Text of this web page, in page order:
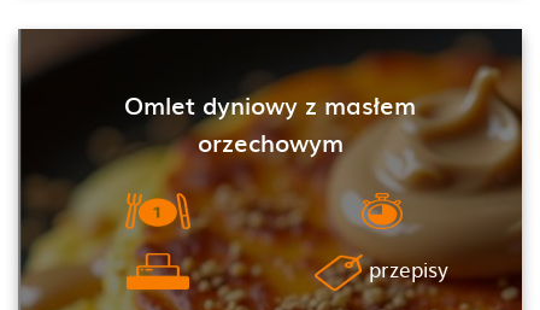
Omlet dyniowy z masłem
orzechowym
przepisy